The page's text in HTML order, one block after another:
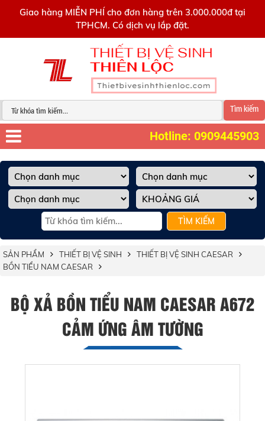
Giao hàng MIỄN PHÍ cho đơn hàng trên 3.000.000đ tại
TPHCM. Có dịch vụ lắp đặt.
Tìm kiếm
Hotline: 0909445903
TÌM KIẾM
SẢN PHẨM THIẾT BỊ VỆ SINH
THIẾT BỊ VỆ SINH CAESAR
BỒN TIỂU NAM CAESAR
BỘ XẢ BỒN TIỂU NAM CAESAR A672
CẢM ỨNG ÂM TƯỜNG
0909445903